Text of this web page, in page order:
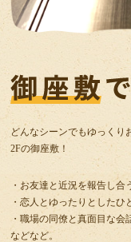
どんなシーンでもゆっくり
2Fの御座敷！
・お友達と近況を報告し合
・恋人とゆったりとしたひ
・職場の同僚と真面目な会
などなど。